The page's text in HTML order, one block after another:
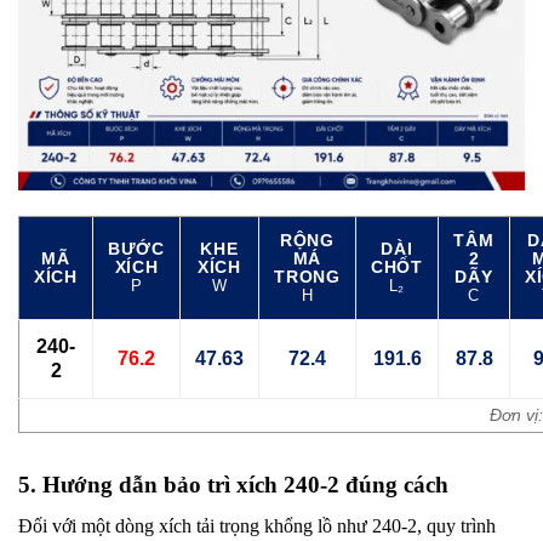
MÃ
XÍCH
BƯỚC
XÍCH
P
KHE
XÍCH
W
RỘNG
MÁ
TRONG
H
DÀI
CHỐT
L₂
TÂM
2
DÃY
C
240-
2
76.2 47.63 72.4 191.6 87.8
Đơn
5. Hướng dẫn bảo trì xích 240-2 đúng cách
Đối với một dòng xích tải trọng khổng lồ như 240-2, quy trình